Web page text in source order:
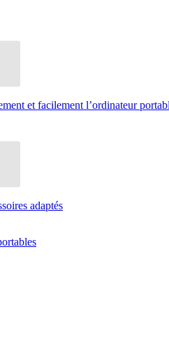
et facilement l’ordinateur
adaptés